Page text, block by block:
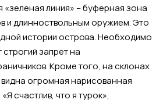
«зеленая линия» – буферная зона
и длинноствольным оружием. Это
истории острова. Необходимо
запрет на
Кроме того, на склонах
огромная нарисованная
счастлив, что я турок»,